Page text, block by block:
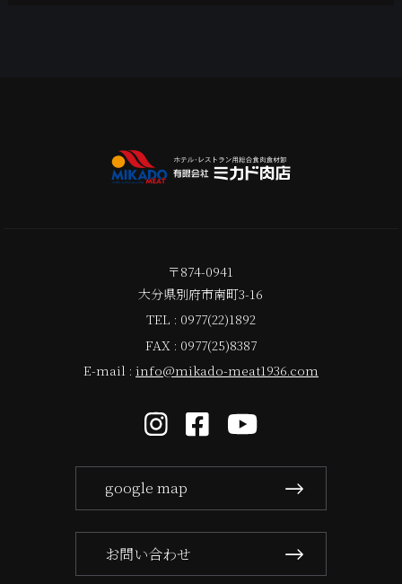
〒874-0941
大分県別府市南町3-16
TEL : 0977(22)1892
FAX : 0977(25)8387
E-mail : info@mikado-meat1936.com
google map
お問い合わせ